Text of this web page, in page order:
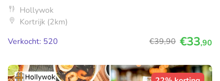
Hollywok
Kortrijk (2km)
Verkocht: 520
€39,90 €33,90